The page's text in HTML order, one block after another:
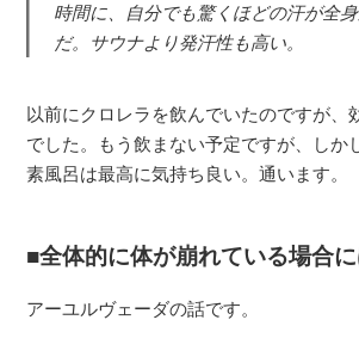
時間に、自分でも驚くほどの汗が全
だ。サウナより発汗性も高い。
以前にクロレラを飲んでいたのですが、
でした。もう飲まない予定ですが、しか
素風呂は最高に気持ち良い。通います。
全体的に体が崩れている場合
アーユルヴェーダの話です。